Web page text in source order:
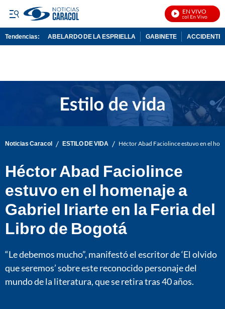
EN VIVO
Noticias Caracol En Vivo
Tendencias: ABELARDO DE LA ESPRIELLA GABINETE ACCIDENTE
Noticias Caracol / ESTILO DE VIDA / Héctor Abad Faciolince estuvo en el
Héctor Abad Faciolince
estuvo en el homenaje a
Gabriel Iriarte en la Feria del
Libro de Bogotá
“Le debemos mucho”, manifestó el escritor de ‘El olvido
que seremos’ sobre este reconocido personaje del
mundo de la literatura, que se retira tras 40 años.